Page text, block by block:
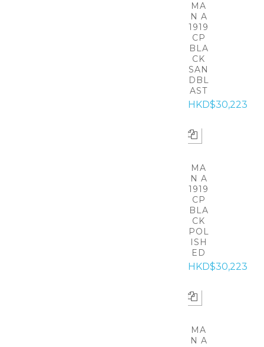
MA
N A
1919
CP
BLA
CK
SAN
DBL
AST
HKD$30,223
MA
N A
1919
CP
BLA
CK
POL
ISH
ED
HKD$30,223
MA
N A